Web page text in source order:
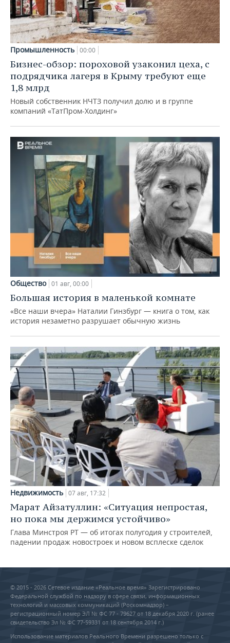
Промышленность 00:00
Бизнес-обзор: пороховой узаконил цеха, с
подрядчика лагеря в Крыму требуют еще
1,8 млрд
Новый собственник НЧТЗ получил долю и в группе
компаний «ТатПром-Холдинг»
Общество 01 авг, 00:00
Большая история в маленькой комнате
«Все наши вчера» Наталии Гинзбург — книга о том, как
история незаметно разрушает обычную жизнь
Недвижимость 07 авг, 17:32
Марат Айзатуллин: «Ситуация непростая,
но пока мы держимся устойчиво»
Глава Минстроя РТ — об итогах полугодия у строителей,
падении продаж новостроек и новом всплеске сделок
© 2015 - 2026 Сетевое издание «Реальное время» Зарегистрировано
Федеральной службой по надзору в сфере связи, информационных
технологий и массовых коммуникаций (Роскомнадзор) –
регистрационный номер ЭЛ № ФС 77 - 79627 от 18 декабря 2020 г. (ранее
свидетельство Эл № ФС 77-59331 от 18 сентября 2014 г.)
Использование материалов Реального Времени разрешено только с